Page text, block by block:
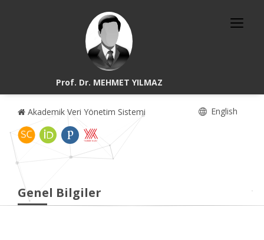
Prof. Dr. MEHMET YILMAZ
Akademik Veri Yönetim Sistemi English
Genel Bilgiler